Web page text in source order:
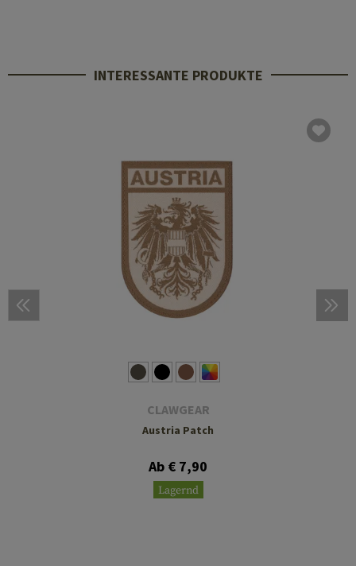
INTERESSANTE PRODUKTE
CLAWGEAR
Austria Patch
Ab € 7,90
Lagernd